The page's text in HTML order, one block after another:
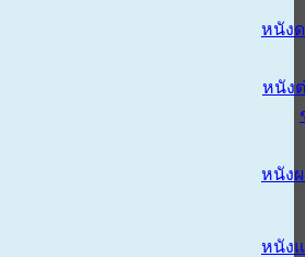
หนัง
หนัง
หนัง
หนัง